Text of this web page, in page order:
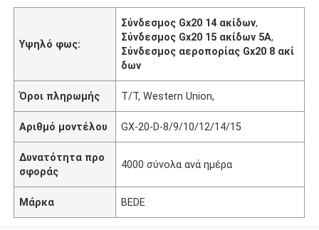
Υψηλό φως:
Σύνδεσμος Gx20 14 ακίδων,
Σύνδεσμος Gx20 15 ακίδων 5A,
Σύνδεσμος αεροπορίας Gx20 8 ακί
δων
Όροι πληρωμής T/T, Western Union,
Αριθμό μοντέλου GX-20-D-8/9/10/12/14/15
Δυνατότητα προ
σφοράς
4000 σύνολα ανά ημέρα
Μάρκα BEDE